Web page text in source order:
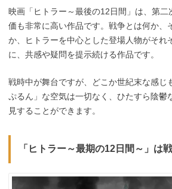
映画「ヒトラー～最後の12日間」は、第二
価も非常に高い作品です。戦争とは何か、
か、ヒトラーを中心とした登場人物がそれ
に、共感や疑問を提示続ける作品です。
戦時中が舞台ですが、どこか世紀末な感じ
ぷるん」な空気は一切なく、ひたすら陰鬱
見することができます。
「ヒトラー～最期の12日間～」は